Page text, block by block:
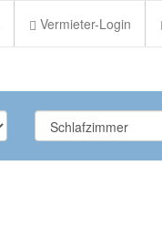
Vermieter-Login